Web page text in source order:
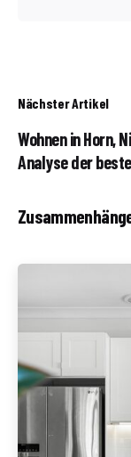
Nächster Artikel
Wohnen in Horn,
Analyse der